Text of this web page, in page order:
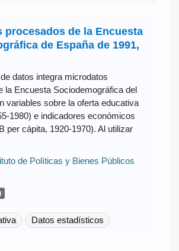
procesados de la Encuesta
de España de 1991,
datos integra microdatos
la Encuesta Sociodemográfica del
variables sobre la oferta educativa
1980) e indicadores económicos
per cápita, 1920-1970). Al utilizar
de Políticas y Bienes Públicos
Datos estadísticos